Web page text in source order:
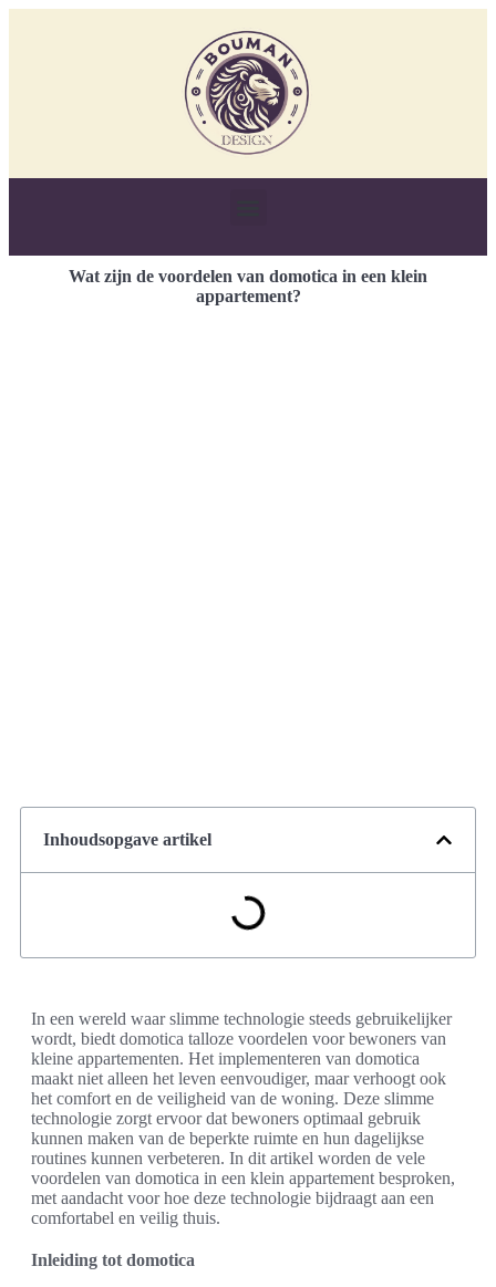
Wat zijn de voordelen van domotica in een klein
appartement?
Inhoudsopgave artikel
In een wereld waar slimme technologie steeds gebruikelijker
wordt, biedt domotica talloze voordelen voor bewoners van
kleine appartementen. Het implementeren van domotica
maakt niet alleen het leven eenvoudiger, maar verhoogt ook
het comfort en de veiligheid van de woning. Deze slimme
technologie zorgt ervoor dat bewoners optimaal gebruik
kunnen maken van de beperkte ruimte en hun dagelijkse
routines kunnen verbeteren. In dit artikel worden de vele
voordelen van domotica in een klein appartement besproken,
met aandacht voor hoe deze technologie bijdraagt aan een
comfortabel en veilig thuis.
Inleiding tot domotica